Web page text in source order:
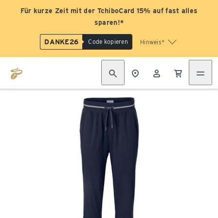
Für kurze Zeit mit der TchiboCard 15% auf fast alles
sparen!*
DANKE26 Code kopieren Hinweis*